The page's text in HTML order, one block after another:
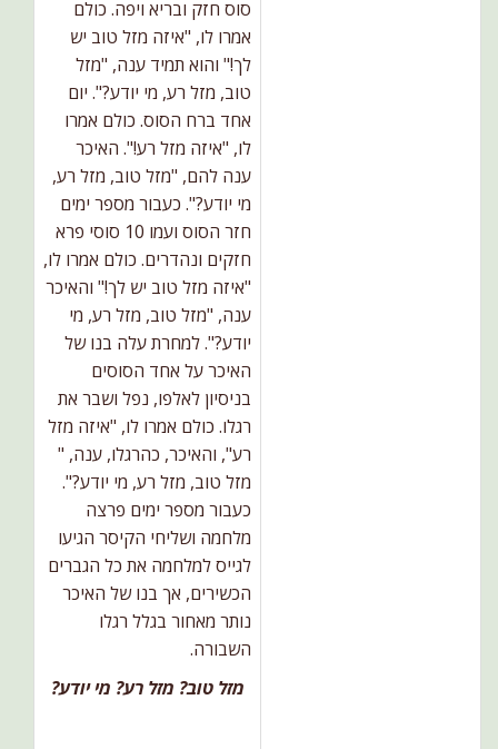
סוס חזק ובריא ויפה. כולם
אמרו לו, "איזה מזל טוב יש
לך!" והוא תמיד ענה, "מזל
טוב, מזל רע, מי יודע?". יום
אחד ברח הסוס. כולם אמרו
לו, "איזה מזל רע!". האיכר
ענה להם, "מזל טוב, מזל רע,
מי יודע?". כעבור מספר ימים
חזר הסוס ועמו 10 סוסי פרא
חזקים ונהדרים. כולם אמרו לו,
"איזה מזל טוב יש לך!" והאיכר
ענה, "מזל טוב, מזל רע, מי
יודע?". למחרת עלה בנו של
האיכר על אחד הסוסים
בניסיון לאלפו, נפל ושבר את
רגלו. כולם אמרו לו, "איזה מזל
רע", והאיכר, כהרגלו, ענה, "
מזל טוב, מזל רע, מי יודע?".
כעבור מספר ימים פרצה
מלחמה ושליחי הקיסר הגיעו
לגייס למלחמה את כל הגברים
הכשירים, אך בנו של האיכר
נותר מאחור בגלל רגלו
השבורה.
מזל טוב? מזל רע? מי יודע?